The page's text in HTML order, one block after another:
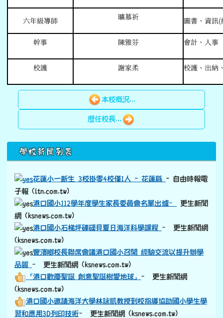
六年級導師
曠慕祈
圖書、資訊(
幹事 陳雅芬 會計、人事
校護 謝家柔 校護、出納
本校概況...
歷任校長...
下中區域內容
學校新聞列表
花蓮小一新生 3校掛零4校僅1人 - 花蓮縣 - 自由時報電
子報 (ltn.com.tw)
港口國小112學年度學生家長委員會名單出爐–
更生新聞
網 (ksnews.com.tw)
港口國小石梯坪硨磲貝夏日海洋科學課程 – 更生新聞網
(ksnews.com.tw)
豐濱鄉校長聯席會議港口國小召開 經驗交流以提升辦學
品質 – 更生新聞網 (ksnews.com.tw)
「港口歡慶聖誕 創意聖誕樹愛地球」 – 更生新聞網
(ksnews.com.tw)
港口國小邀請海洋大學林詠凱教授到校指導協助國小學生學
習和應用3D列印技術– 更生新聞網 (ksnews.com.tw)